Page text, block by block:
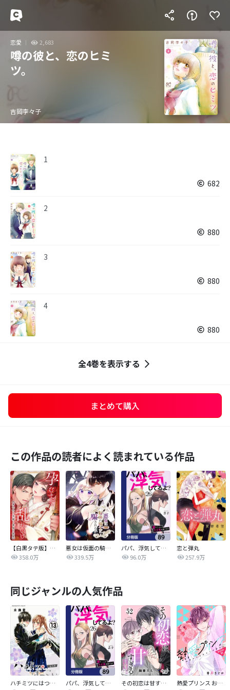
恋愛 2,683
噂の彼と、恋のヒミ
ツ。
吉岡李々子
1
682
2
880
3
880
4
880
全4巻を表示する
まとめて購入
この作品の読者によく読まれている作品
【白黒タテ版】孕むまで乱れいけ～身代わり花嫁と軍服の猛愛
358.0万
悪女は仮面の騎士に騙されない
339.5万
パパ、浮気してるよ？娘と二人でクズ夫を捨てます【分冊版】
96.0万
恋と弾丸
257.9万
同じジャンルの人気作品
ハチミツにはつこい
パパ、浮気してるよ？娘と二人でクズ夫を捨てます【分冊版】
その初恋は甘すぎる～恋愛処女には刺激が強い～
熱愛プリンス お兄ちゃんはキミが好き